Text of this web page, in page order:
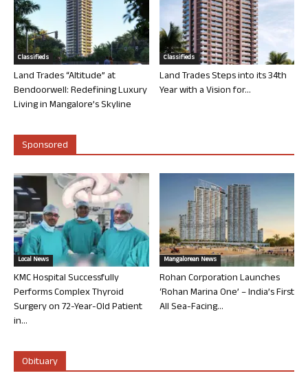
Classifieds
Land Trades “Altitude” at
Bendoorwell: Redefining Luxury
Living in Mangalore’s Skyline
Classifieds
Land Trades Steps into its 34th
Year with a Vision for...
Sponsored
Local News
KMC Hospital Successfully
Performs Complex Thyroid
Surgery on 72-Year-Old Patient
in...
Mangalorean News
Rohan Corporation Launches
‘Rohan Marina One’ – India’s First
All Sea-Facing...
Obituary